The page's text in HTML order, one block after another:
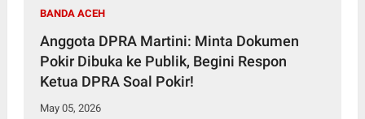
BANDA ACEH
Anggota DPRA Martini: Minta Dokumen
Pokir Dibuka ke Publik, Begini Respon
Ketua DPRA Soal Pokir!
May 05, 2026